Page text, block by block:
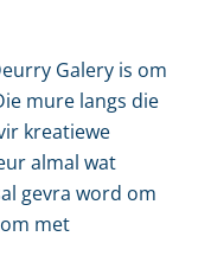
Galery is om
mure langs die
kreatiewe
almal wat
gevra word om
met